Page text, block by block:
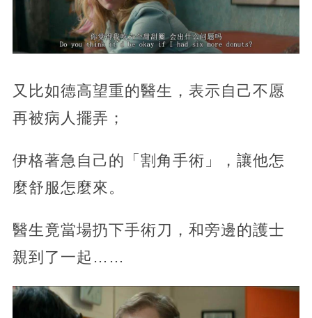
又比如德高望重的醫生，表示自己不愿
再被病人擺弄；
伊格著急自己的「割角手術」，讓他怎
麼舒服怎麼來。
醫生竟當場扔下手術刀，和旁邊的護士
親到了一起……